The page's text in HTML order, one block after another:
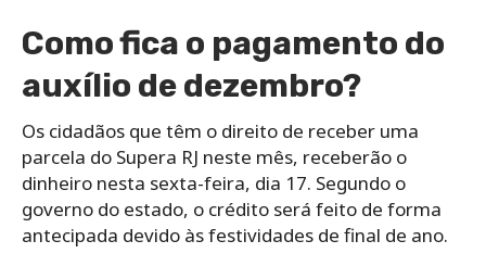
Como fica o pagamento do
auxílio de dezembro?
Os cidadãos que têm o direito de receber uma
parcela do Supera RJ neste mês, receberão o
dinheiro nesta sexta-feira, dia 17. Segundo o
governo do estado, o crédito será feito de forma
antecipada devido às festividades de final de ano.